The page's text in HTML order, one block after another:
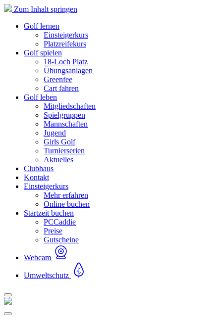
Zum Inhalt springen
Golf lernen
Einsteigerkurs
Platzreifekurs
Golf spielen
18-Loch Platz
Übungsanlagen
Greenfee
Cart fahren
Golf leben
Mitgliedschaften
Spielgruppen
Mannschaften
Jugend
Girls Golf
Turnierserien
Aktuelles
Clubhaus
Kontakt
Einsteigerkurs
Mehr erfahren
Online buchen
Startzeit buchen
PCCaddie
Preise
Gutscheine
Webcam
Umweltschutz